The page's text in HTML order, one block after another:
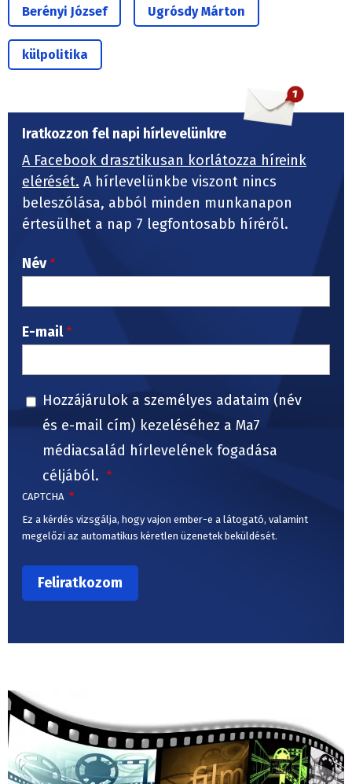
Berényi József Ugrósdy Márton
külpolitika
Iratkozzon fel napi hírlevelünkre
A Facebook drasztikusan korlátozza híreink
elérését. A hírlevelünkbe viszont nincs
beleszólása, abból minden munkanapon
értesülhet a nap 7 legfontosabb híréről.
Név
E-mail
Hozzájárulok a személyes adataim (név
és e-mail cím) kezeléséhez a Ma7
médiacsalád hírlevelének fogadása
céljából.
CAPTCHA
Ez a kérdés vizsgálja, hogy vajon ember-e a látogató, valamint
megelőzi az automatikus kéretlen üzenetek beküldését.